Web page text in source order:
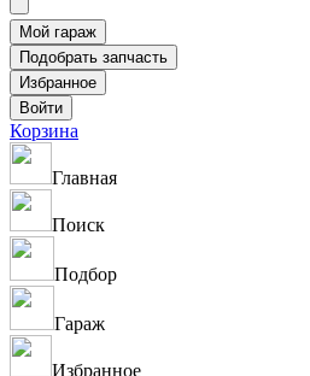
Корзина
Главная
Поиск
Подбор
Гараж
Избранное